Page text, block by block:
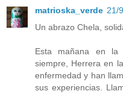
matrioska_verde 21/
Un abrazo Chela,
Esta mañana en la
siempre, Herrera en
enfermedad y han
sus experiencias.